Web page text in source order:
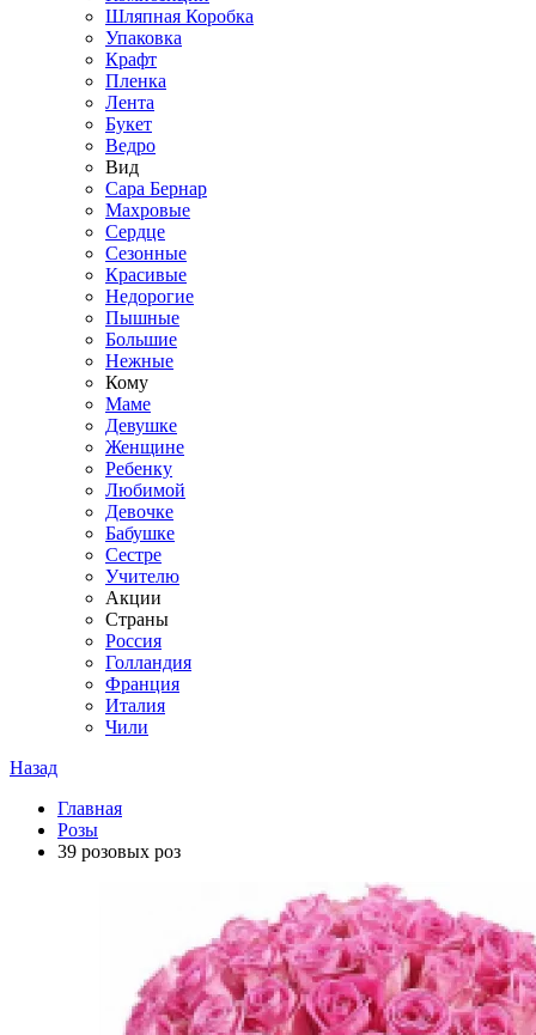
Шляпная Коробка
Упаковка
Крафт
Пленка
Лента
Букет
Ведро
Вид
Сара Бернар
Махровые
Сердце
Сезонные
Красивые
Недорогие
Пышные
Большие
Нежные
Кому
Маме
Девушке
Женщине
Ребенку
Любимой
Девочке
Бабушке
Сестре
Учителю
Акции
Страны
Россия
Голландия
Франция
Италия
Чили
Назад
Главная
Розы
39 розовых роз